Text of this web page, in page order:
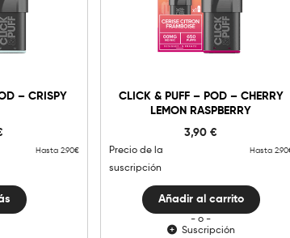
– CRISPY
Hasta 2.90€
CLICK & PUFF – POD – CHERRY
LEMON RASPBERRY
3,90€
Precio de la
suscripción
Hasta
0mg 10mg 20mg
-
Lemon
Añadir al carrito
Añadir al carrito
- o -
Suscripción